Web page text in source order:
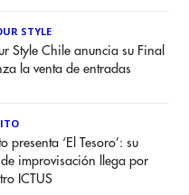
STYLE
Style Chile anuncia su Final
la venta de entradas
presenta ‘El Tesoro’: su
de improvisación llega por
ICTUS